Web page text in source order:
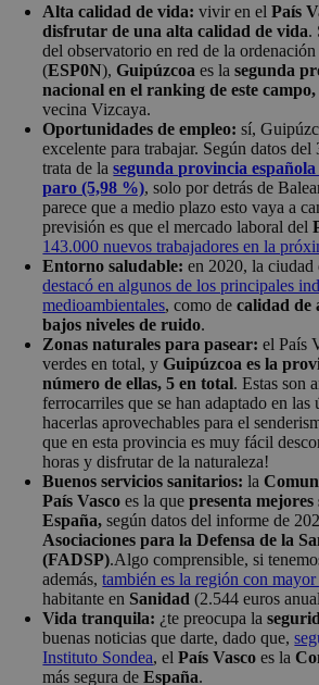
Alta calidad de vida:vivir en elPaís
disfrutar de una alta calidad de vida.
del observatorio en red de la
(ESP0N),Guipúzcoa es lasegunda
nacional en el ranking de este campo,
vecina Vizcaya.
Oportunidades de empleo: sí,
excelente para trabajar. Según datos
trata de la segunda provincia
paro (5,98 %), solo por detrás de
parece que a medio plazo esto vaya a
previsión es que el mercado laboral del
143.000 nuevos trabajadores en la
Entorno saludable: en 2020, la ciudad
destacó en algunos de los principales
medioambientales, como decalidad de
bajos niveles de ruido.
Zonas naturales para pasear: el País
verdes en total, yGuipúzcoa es la
número de ellas, 5 en total. Estas son
ferrocarriles que se han adaptado en las
hacerlas aprovechables para el
que en esta provincia es muy fácil
horas y disfrutar de la naturaleza!
Buenos servicios sanitarios:la
País Vasco es la quepresenta
España, según datos del informe de
Asociaciones para la Defensa de la
(FADSP).Algo comprensible, si
además,también es la región con mayor
habitante en Sanidad (2.544 euros
Vida tranquila: ¿te preocupa la
buenas noticias que darte, dado que,
Instituto Sondea, elPaís Vasco es la
más segura deEspaña.